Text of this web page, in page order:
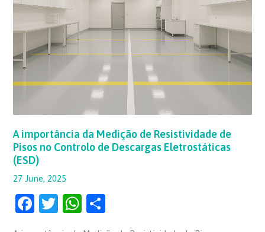
A importância da Medição de Resistividade de
Pisos no Controlo de Descargas Eletrostáticas
(ESD)
27 June, 2025
F
T
W
Resistividade
de
Pisos
no
Controlo
de
Descargas